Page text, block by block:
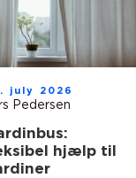
july 2026
Pedersen
hjælp til